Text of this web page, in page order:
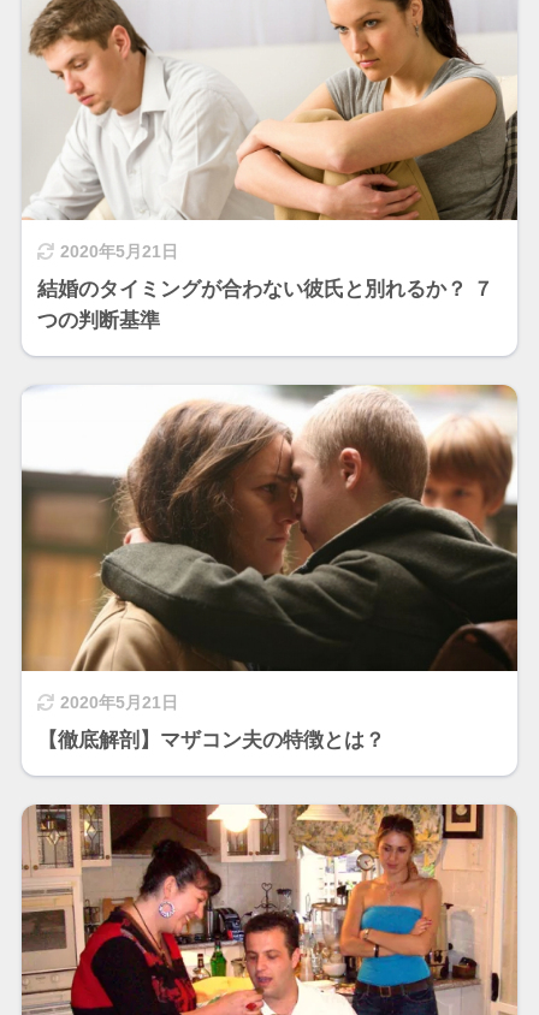
2020年5月21日
結婚のタイミングが合わない彼氏と別れるか？ ７
つの判断基準
2020年5月21日
【徹底解剖】マザコン夫の特徴とは？